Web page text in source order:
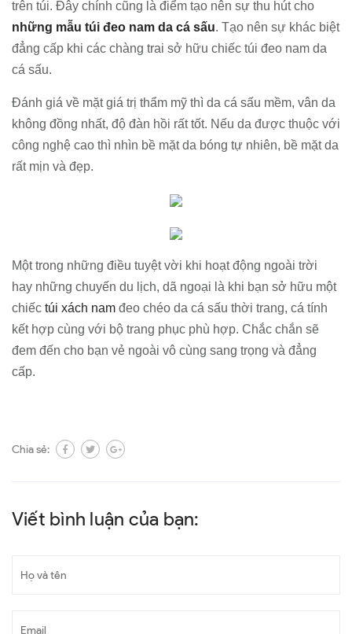
trên túi. Đây chính cũng là điểm tạo nên sự thu hút cho
những mẫu túi đeo nam da cá sấu. Tạo nên sự khác biệt
đẳng cấp khi các chàng trai sở hữu chiếc túi đeo nam da
cá sấu.
Đánh giá về mặt giá trị thẩm mỹ thì da cá sấu mềm, vân da
không đồng nhất, độ đàn hồi rất tốt. Nếu da được thuộc với
công nghệ cao thì nhìn bề mặt da bóng tự nhiên, bề mặt da
rất mịn và đẹp.
Một trong những điều tuyệt vời khi hoạt động ngoài trời
hay những chuyến du lịch, dã ngoại là khi bạn sở hữu một
chiếc túi xách nam đeo chéo da cá sấu thời trang, cá tính
kết hợp cùng với bộ trang phục phù hợp. Chắc chắn sẽ
đem đến cho bạn vẻ ngoài vô cùng sang trọng và đẳng
cấp.
Chia sẻ:
Viết bình luận của bạn: